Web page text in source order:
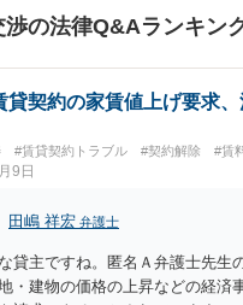
渉の法律Q&Aランキン
貸契約の家賃値上げ要求
#賃貸契約トラブル #契約解除 #賃
9日
田嶋 祥宏 弁護士
貸主ですね。匿名Ａ弁護士先生
・建物の価格の上昇などの経済